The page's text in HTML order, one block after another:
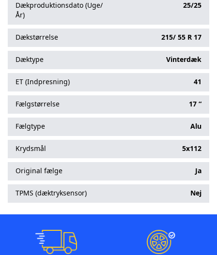
Dækproduktionsdato (Uge/
År)
25/25
Dækstørrelse 215/ 55 R 17
Dæktype Vinterdæk
ET (Indpresning) 41
Fælgstørrelse 17 “
Fælgtype Alu
Krydsmål 5x112
Original fælge Ja
TPMS (dæktryksensor) Nej